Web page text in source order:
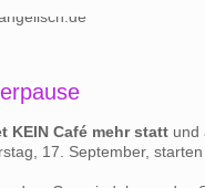
KEIN Café mehr statt und
17. September,